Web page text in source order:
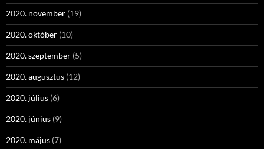
2020. november (19)
2020. október (10)
2020. szeptember (5)
2020. augusztus (12)
2020. július (6)
2020. június (9)
2020. május (7)